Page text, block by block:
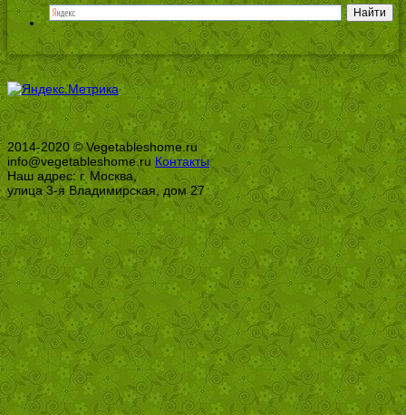
2014-2020 © Vegetableshome.ru
info@vegetableshome.ru Контакты
Наш адрес: г. Москва,
улица 3-я Владимирская, дом 27